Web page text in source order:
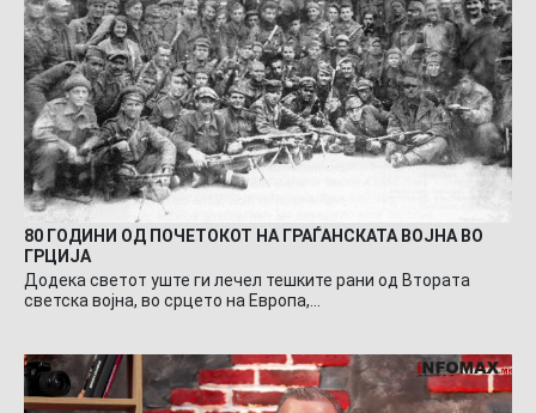
80 ГОДИНИ ОД ПОЧЕТОКОТ НА ГРАЃАНСКАТА ВОЈНА ВО
ГРЦИЈА
Додека светот уште ги лечел тешките рани од Втората
светска војна, во срцето на Европа,…